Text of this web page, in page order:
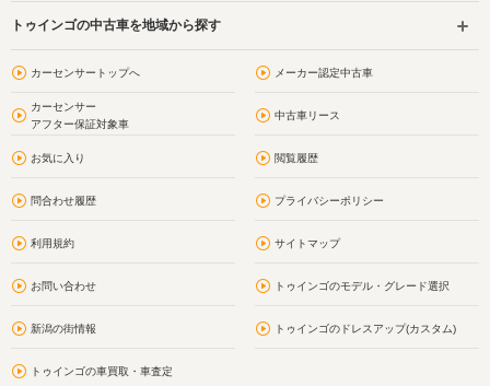
トゥインゴの中古車を地域から探す
カーセンサートップへ メーカー認定中古車
カーセンサー
アフター保証対象車
中古車リース
お気に入り 閲覧履歴
問合わせ履歴 プライバシーポリシー
利用規約 サイトマップ
お問い合わせ トゥインゴのモデル・グレード選択
新潟の街情報 トゥインゴのドレスアップ(カスタム)
トゥインゴの車買取・車査定